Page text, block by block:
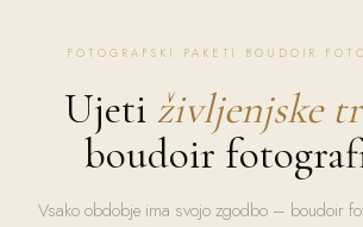
FOTOGRAFSKI PAKETI BOUDOIR
Ujeti življenjske
boudoir
Vsako obdobje ima svojo zgodbo – boudoir